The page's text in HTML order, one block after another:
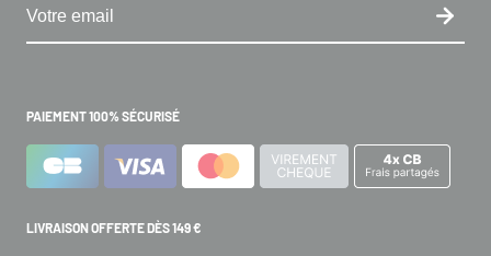
PAIEMENT 100% SÉCURISÉ
LIVRAISON OFFERTE DÈS 149 €